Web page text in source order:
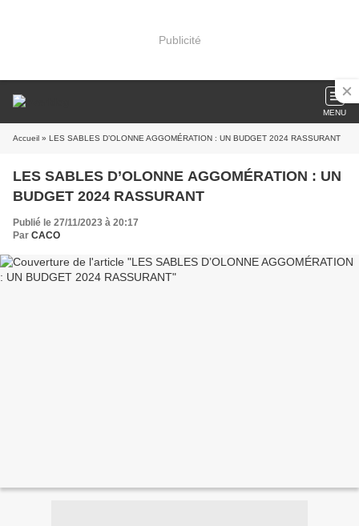
Publicité
MENU
Accueil » LES SABLES D’OLONNE AGGOMÉRATION : UN BUDGET 2024 RASSURANT
LES SABLES D’OLONNE AGGOMÉRATION : UN
BUDGET 2024 RASSURANT
Publié le 27/11/2023 à 20:17
Par CACO